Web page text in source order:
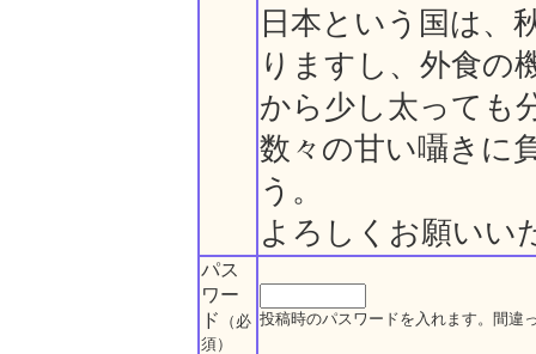
日本という国は、
りますし、外食の
から少し太っても
数々の甘い囁きに
う。
よろしくお願いい
パス
ワー
ド
（必
須）
投稿時のパスワードを入れます。間違